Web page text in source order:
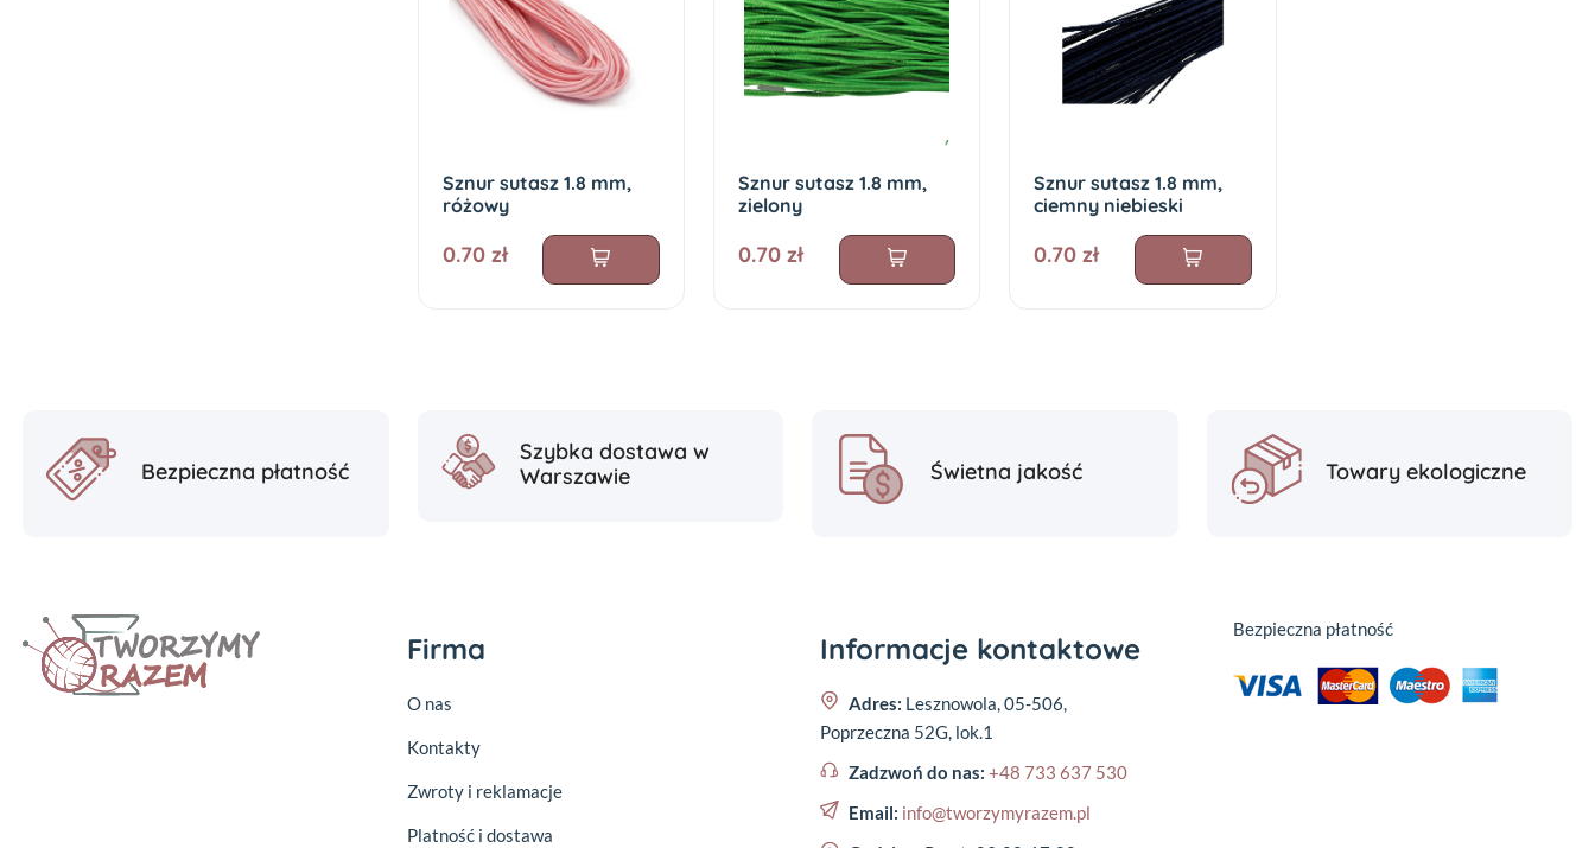
Sznur sutasz 1.8 mm,
różowy
0.70 zł
Sznur sutasz 1.8 mm,
zielony
0.70 zł
Sznur sutasz 1.8 mm,
ciemny niebieski
0.70 zł
Bezpieczna płatność
Szybka dostawa w
Warszawie
Świetna jakość Towary ekologiczne
Firma
O nas
Kontakty
Zwroty i reklamacje
Platność i dostawa
Informacje kontaktowe
Adres: Lesznowola, 05-506,
Poprzeczna 52G, lok.1
Zadzwoń do nas: +48 733 637 530
Email: info@tworzymyrazem.pl
Bezpieczna płatność